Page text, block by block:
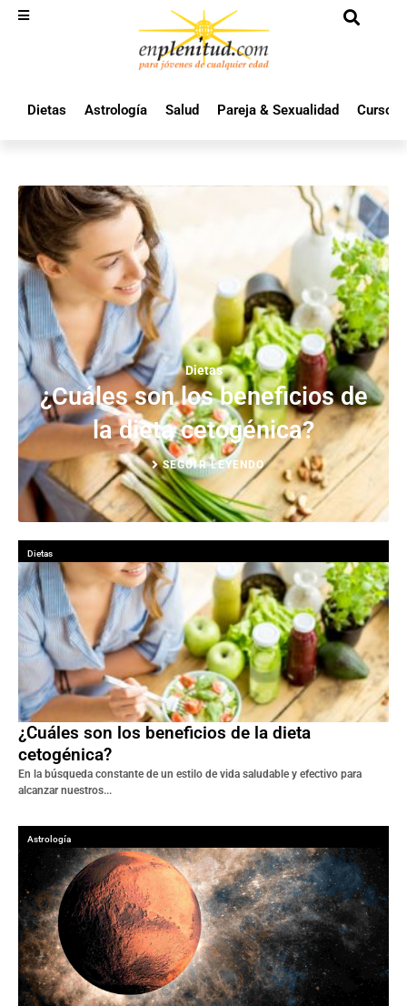
Dietas Astrología Salud Pareja & Sexualidad Cursos
Dietas
¿Cuáles son los beneficios de
la dieta cetogénica?
SEGUIR LEYENDO
Dietas
¿Cuáles son los beneficios de la dieta
cetogénica?
En la búsqueda constante de un estilo de vida saludable y efectivo para
alcanzar nuestros...
Astrología